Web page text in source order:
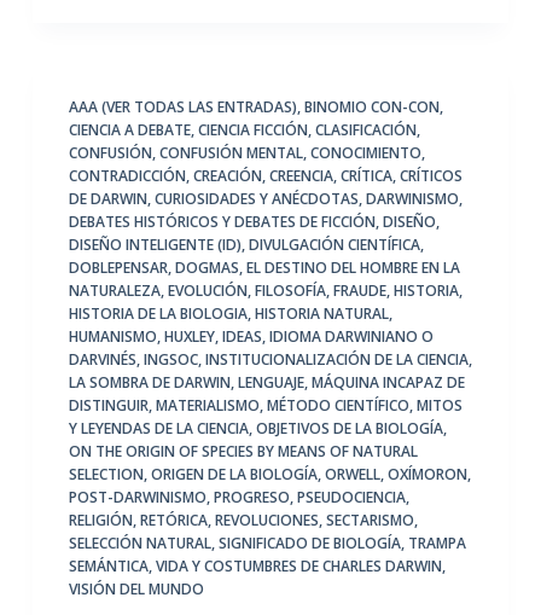
AAA (VER TODAS LAS ENTRADAS),BINOMIO CON-CON,
CIENCIA A DEBATE,CIENCIA FICCIÓN,CLASIFICACIÓN,
CONFUSIÓN,CONFUSIÓN MENTAL,CONOCIMIENTO,
CONTRADICCIÓN,CREACIÓN,CREENCIA,CRÍTICA,CRÍTICOS
DE DARWIN,CURIOSIDADES Y ANÉCDOTAS,DARWINISMO,
DEBATES HISTÓRICOS Y DEBATES DE FICCIÓN,DISEÑO,
DISEÑO INTELIGENTE (ID),DIVULGACIÓN CIENTÍFICA,
DOBLEPENSAR,DOGMAS,EL DESTINO DEL HOMBRE EN LA
NATURALEZA,EVOLUCIÓN,FILOSOFÍA,FRAUDE,HISTORIA,
HISTORIA DE LA BIOLOGIA,HISTORIA NATURAL,
HUMANISMO,HUXLEY,IDEAS,IDIOMA DARWINIANO O
DARVINÉS,INGSOC,INSTITUCIONALIZACIÓN DE LA CIENCIA,
LA SOMBRA DE DARWIN,LENGUAJE,MÁQUINA INCAPAZ DE
DISTINGUIR,MATERIALISMO,MÉTODO CIENTÍFICO,MITOS
Y LEYENDAS DE LA CIENCIA,OBJETIVOS DE LA BIOLOGÍA,
ON THE ORIGIN OF SPECIES BY MEANS OF NATURAL
SELECTION,ORIGEN DE LA BIOLOGÍA,ORWELL,OXÍMORON,
POST-DARWINISMO,PROGRESO,PSEUDOCIENCIA,
RELIGIÓN,RETÓRICA,REVOLUCIONES,SECTARISMO,
SELECCIÓN NATURAL,SIGNIFICADO DE BIOLOGÍA, TRAMPA
SEMÁNTICA,VIDA Y COSTUMBRES DE CHARLES DARWIN,
VISIÓN DEL MUNDO